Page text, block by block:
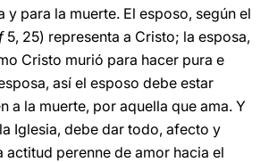
y para la muerte. El esposo, según el
5, 25) representa a Cristo; la esposa,
Cristo murió para hacer pura e
así el esposo debe estar
a la muerte, por aquella que ama. Y
Iglesia, debe dar todo, afecto y
actitud perenne de amor hacia el